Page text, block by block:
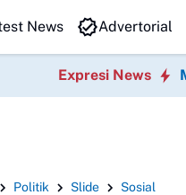
News Advertorial
Expresi News
Politik Slide Sosial